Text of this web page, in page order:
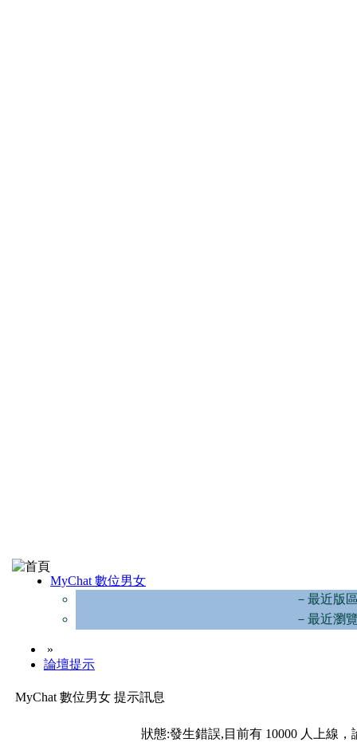
MyChat 數位男女
－最近版
－最近瀏
»
論壇提示
MyChat 數位男女 提示訊息
狀態:發生錯誤,目前有 10000 人上線